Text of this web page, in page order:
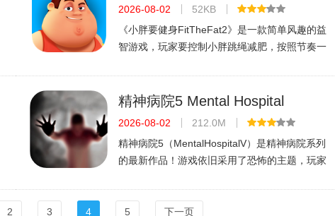
版v1.2 健身游戏破解版
2026-08-02
52KB
《小胖要健身FitTheFat2》是一款简单风趣的益
智游戏，玩家要控制小胖跳绳减肥，按照节奏一
哈还等什么快来试试吧。游戏特色我
精神病院5 Mental Hospital
Vv1.00.01 安卓版
2026-08-02
212.0M
精神病院5（MentalHospitalV）是精神病院系列
的最新作品！游戏依旧采用了恐怖的主题，玩家
激、充满了挑战！有兴趣的玩家可以
2 3 4 5 下一页